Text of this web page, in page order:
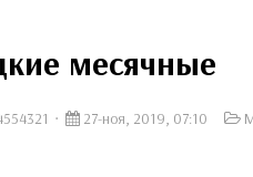
месячные
27-ноя, 2019, 07:10